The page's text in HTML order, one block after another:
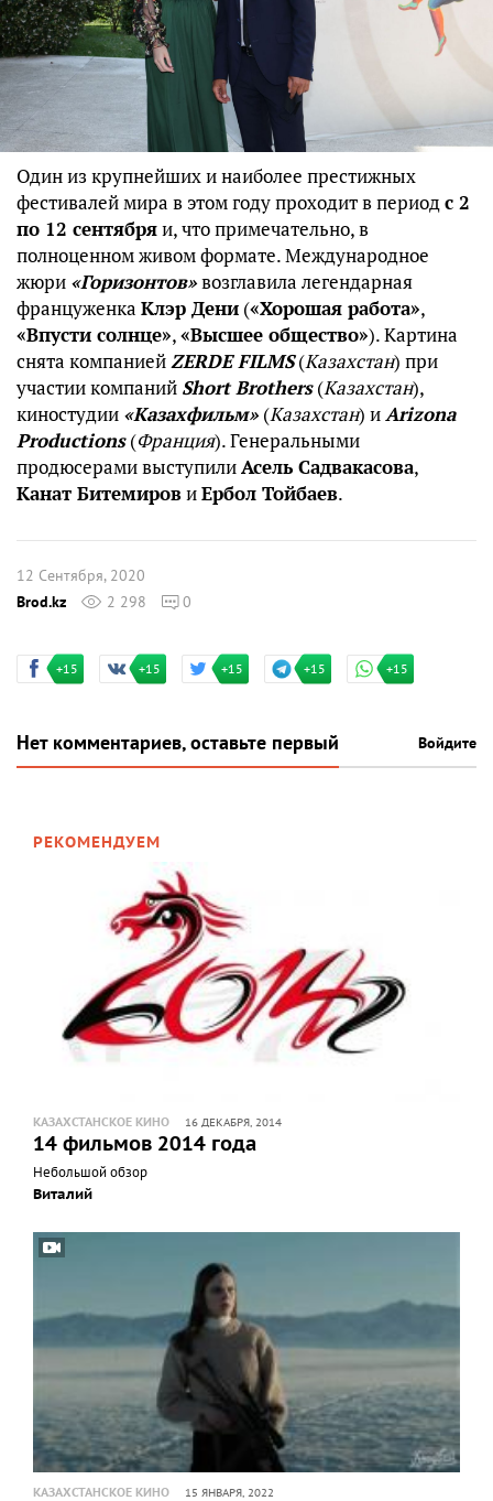
Один из крупнейших и наиболее престижных
фестивалей мира в этом году проходит в периодс 2
по 12 сентябряи, что примечательно, в
полноценном живом формате. Международное
жюри «Горизонтов»возглавила легендарная
француженка Клэр Дени («Хорошая работа»,
«Впусти солнце»,«Высшее общество»). Картина
снята компаниейZERDE FILMS(Казахстан) при
участии компаний Short Brothers(Казахстан),
киностудии «Казахфильм»(Казахстан) иArizona
Productions(Франция). Генеральными
продюсерами выступилиАсель Садвакасова,
Канат БитемировиЕрбол Тойбаев.
12 Сентября, 2020
Brod.kz
2 298 0
+15 +15 +15 +15 +15
Нет комментариев, оставьте первый Войдите
РЕКОМЕНДУЕМ
КАЗАХСТАНСКОЕ КИНО 16 ДЕКАБРЯ, 2014
14 фильмов 2014 года
Небольшой обзор
Виталий
КАЗАХСТАНСКОЕ КИНО 15 ЯНВАРЯ, 2022